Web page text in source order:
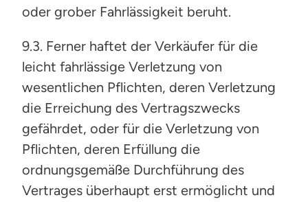
oder grober Fahrlässigkeit beruht.
9.3. Ferner haftet der Verkäufer für die
leicht fahrlässige Verletzung von
wesentlichen Pflichten, deren Verletzung
die Erreichung des Vertragszwecks
gefährdet, oder für die Verletzung von
Pflichten, deren Erfüllung die
ordnungsgemäße Durchführung des
Vertrages überhaupt erst ermöglicht und